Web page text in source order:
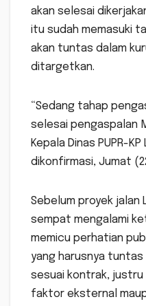
akan selesai
itu sudah memasuki
akan tuntas dalam
ditargetkan.
“Sedang tahap
selesai pengaspalan
Kepala Dinas PUPR-
dikonfirmasi, Jumat
Sebelum proyek jalan
sempat mengalami
memicu perhatian
yang harusnya tuntas
sesuai kontrak,
faktor eksternal